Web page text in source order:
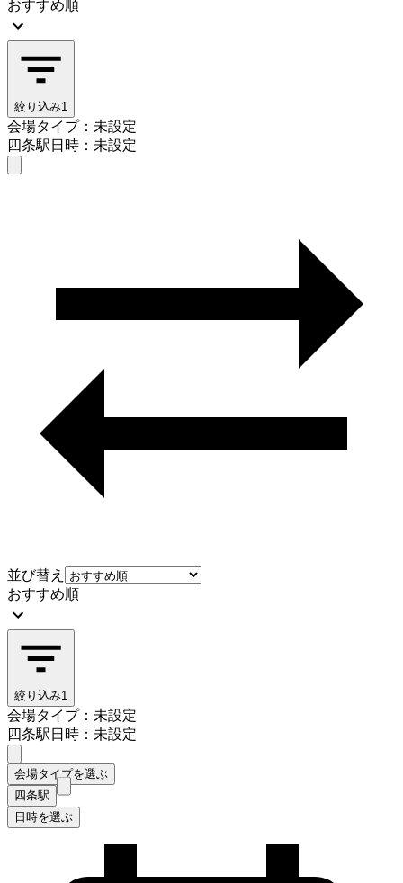
おすすめ順
絞り込み1
会場タイプ：未設定
四条駅日時：未設定
並び替え
おすすめ順
絞り込み1
会場タイプ：未設定
四条駅日時：未設定
会場タイプを選ぶ
四条駅
日時を選ぶ